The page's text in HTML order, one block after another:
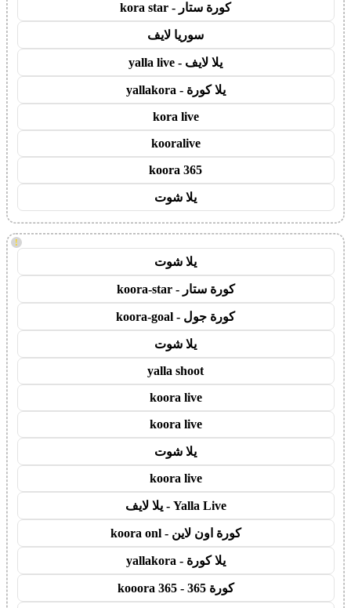
كورة ستار - kora star
سوريا لايف
يلا لايف - yalla live
يلا كورة - yallakora
kora live
kooralive
koora 365
يلا شوت
!
يلا شوت
كورة ستار - koora-star
كورة جول - koora-goal
يلا شوت
yalla shoot
koora live
koora live
يلا شوت
koora live
Yalla Live - يلا لايف
كورة اون لاين - koora onl
يلا كورة - yallakora
كورة 365 - kooora 365